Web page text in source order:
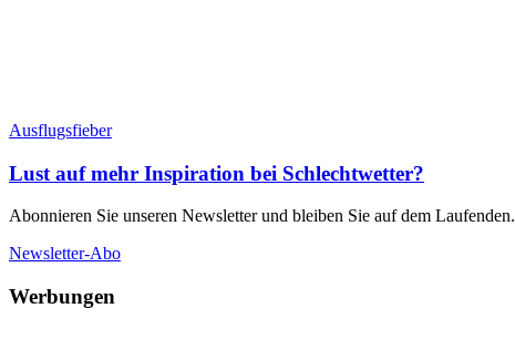
Ausflugsfieber
Lust auf mehr Inspiration bei Schlechtwetter?
Abonnieren Sie unseren Newsletter und bleiben Sie auf dem Laufenden.
Newsletter-Abo
Werbungen